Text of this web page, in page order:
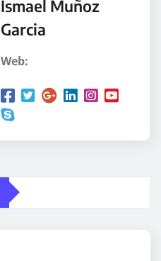
Ismael Muñoz
Garcia
Web: